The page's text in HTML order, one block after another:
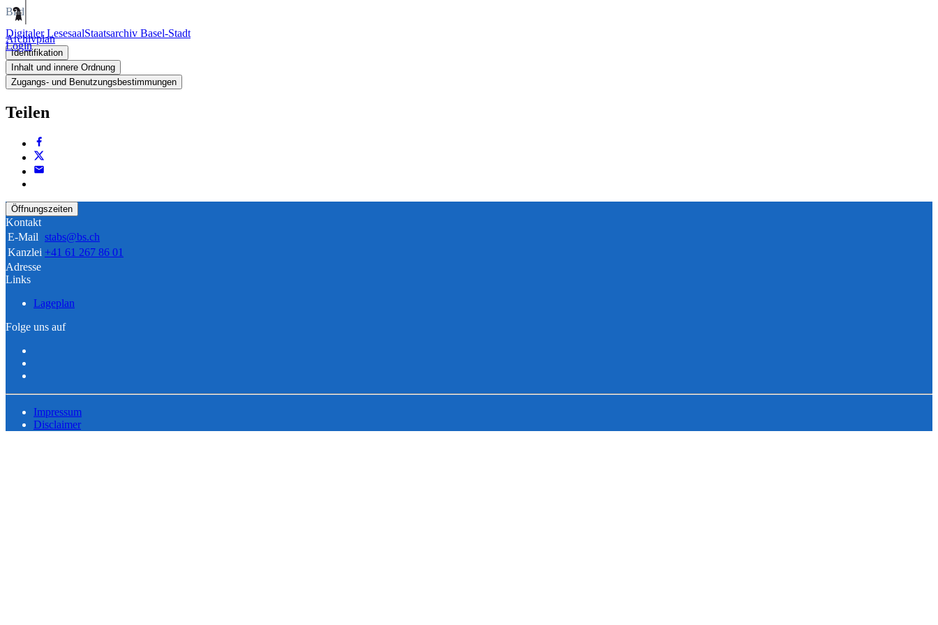
Digitaler LesesaalStaatsarchiv Basel-Stadt
Login
Bild
Archivplan
Identifikation
Inhalt und innere Ordnung
Zugangs- und Benutzungsbestimmungen
Teilen
Öffnungszeiten
Kontakt
E-Mail stabs@bs.ch
Kanzlei +41 61 267 86 01
Adresse
Links
Lageplan
Folge uns auf
Impressum
Disclaimer